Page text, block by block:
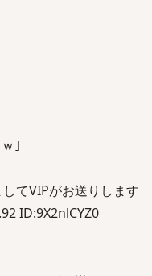
｣
てVIPがお送りします
ID:9X2nlCYZ0